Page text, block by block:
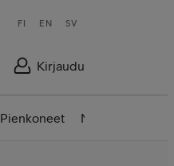
FI EN SV
Kirjaudu
Pienkoneet Nettilaitteet